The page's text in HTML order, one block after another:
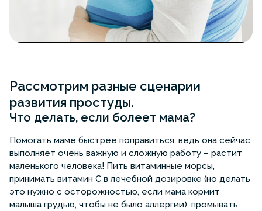
Рассмотрим разные сценарии
развития простуды.
Что делать, если болеет мама?
Помогать маме быстрее поправиться, ведь она сейчас
выполняет очень важную и сложную работу – растит
маленького человека! Пить витаминные морсы,
принимать витамин С в лечебной дозировке (но делать
это нужно с осторожностью, если мама кормит
малыша грудью, чтобы не было аллергии), промывать